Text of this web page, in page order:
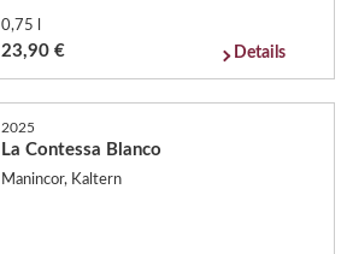
0,75 l
23,90 € Details
2025
La Contessa Blanco
Manincor, Kaltern